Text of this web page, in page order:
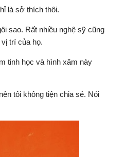
là sở thích thôi.
sao. Rất nhiều nghệ sỹ cũng
trí của họ.
tinh học và hình xăm này
tôi không tiện chia sẻ. Nói